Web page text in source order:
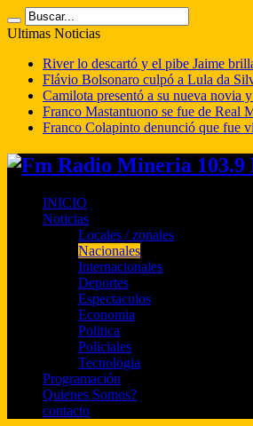
Ultimas Noticias
River lo descartó y el pibe Jaime
Flávio Bolsonaro culpó a Lula da
Camilota presentó a su nueva novia
Franco Mastantuono se fue de Real
Franco Colapinto denunció que fue
INICIO
Noticias
Locales / zonales
Nacionales
Internacionales
Deportes
Espectaculos
Economia
Politica
Policiales
Tecnologia
Programación
Quienes Somos?
contacto